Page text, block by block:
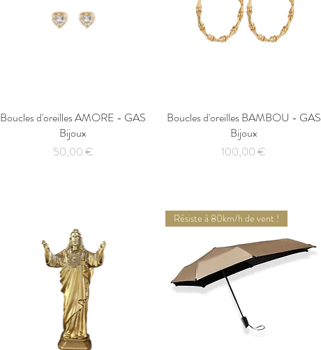
Aperçu rapide
Boucles d'oreilles AMORE - GAS
Bijoux
Prix
50,00 €
Aperçu rapide
Boucles d'oreilles BAMBOU - GAS
Bijoux
Prix
100,00 €
Résiste à 80km/h de vent !